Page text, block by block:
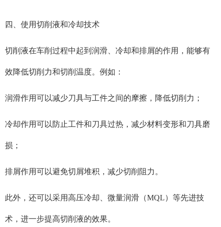
四、使用切削液和冷却技术
切削液在车削过程中起到润滑、冷却和排屑的作用，能够有
效降低切削力和切削温度。例如：
润滑作用可以减少刀具与工件之间的摩擦，降低切削力；
冷却作用可以防止工件和刀具过热，减少材料变形和刀具磨
损；
排屑作用可以避免切屑堆积，减少切削阻力。
此外，还可以采用高压冷却、微量润滑（MQL）等先进技
术，进一步提高切削液的效果。